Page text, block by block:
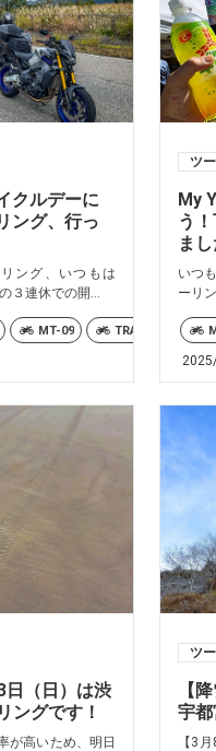
クルデーに
ング、行っ
ング、いつもは
３連休での開...
MT-09 TRACER9 GT+ Y-
ツ
My
う
まし
いつ
ーリ
日（日）は渋
ングです！
が高いため、明日
ツ
【
宇都
【3